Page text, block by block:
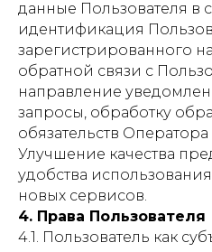
данные Пользователя в
идентификация
зарегистрированного
обратной связи с
направление
запросы, обработку
обязательств
Улучшение качества
удобства
новых сервисов.
4. Права Пользователя
4.1. Пользователь как